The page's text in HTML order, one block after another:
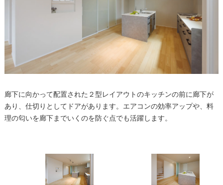
廊下に向かって配置された２型レイアウトのキッチンの前に廊下が
あり、仕切りとしてドアがあります。エアコンの効率アップや、料
理の匂いを廊下までいくのを防ぐ点でも活躍します。